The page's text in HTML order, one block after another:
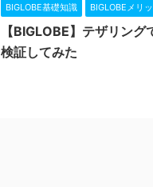
BIGLOBE基礎知識 BIGLOBEメリ
【BIGLOBE】テザリン
検証してみた